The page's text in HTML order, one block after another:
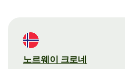
노르웨이 크로네